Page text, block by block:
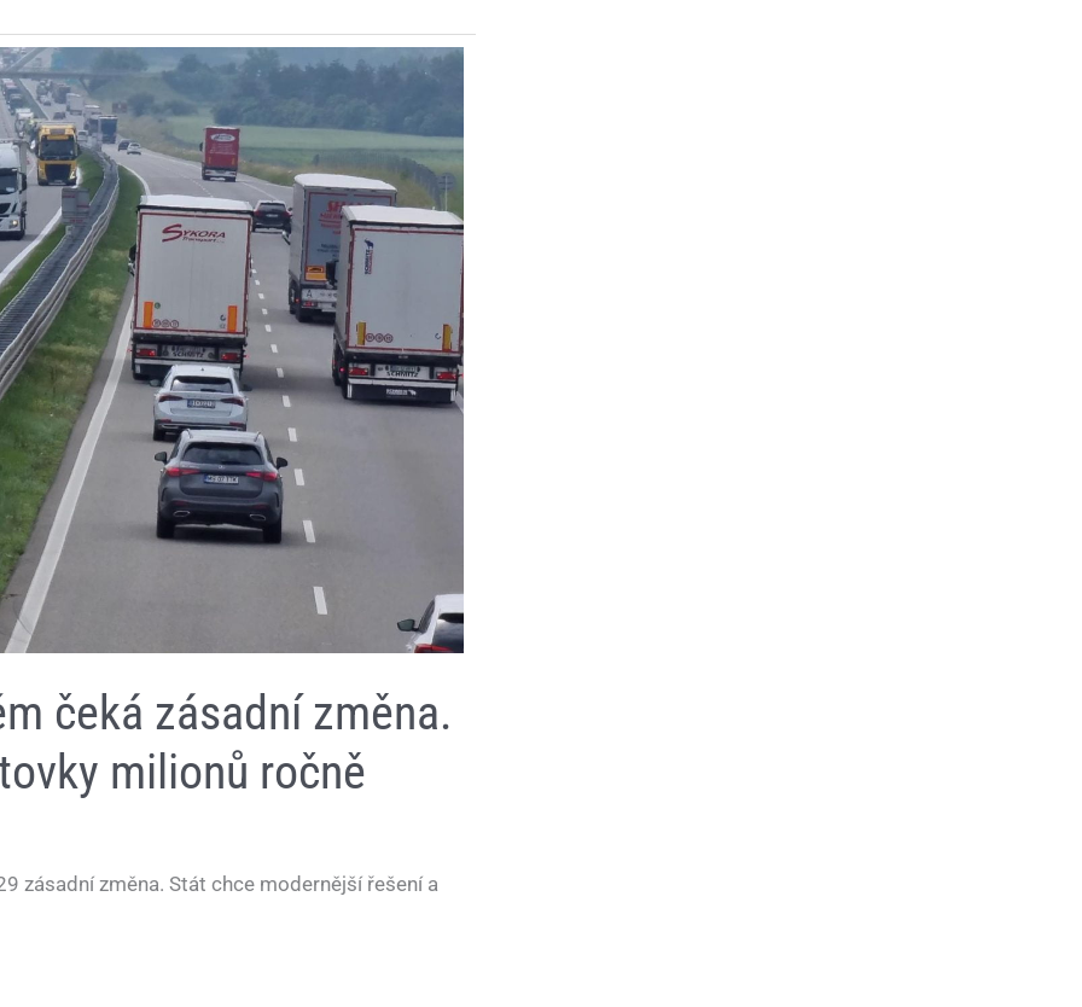
čeká zásadní změna.
milionů ročně
zásadní změna. Stát chce modernější řešení a